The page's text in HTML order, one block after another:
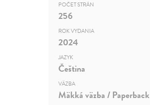
POČET STRÁN
256
ROK VYDANIA
2024
JAZYK
Čeština
VÄZBA
Mäkká väzba / Paperback